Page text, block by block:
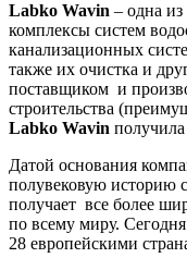
Labko Wavin – одна
комплексы систем
канализационных
также их очистка и
поставщиком и
строительства
Labko Wavin
Датой основания
полувековую историю
получает все более
по всему миру.
28 европейскими